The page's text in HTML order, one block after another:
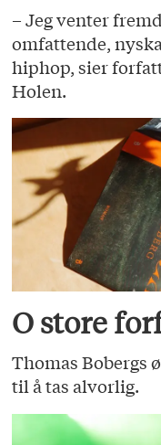
– Jeg venter
omfattende,
hiphop, sier
Holen.
O store
Thomas Bobergs
til å tas alvorlig.